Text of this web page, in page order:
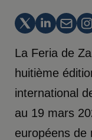
La Feria de
huitième
international
au 19 mars
européens de